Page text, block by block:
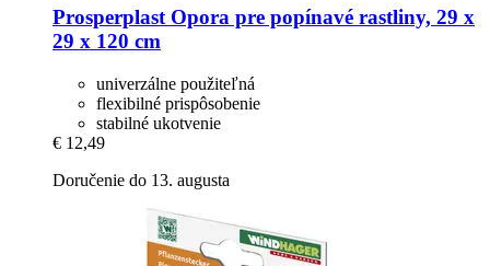
Prosperplast Opora pre popínavé rastliny, 29 x
29 x 120 cm
univerzálne použiteľná
flexibilné prispôsobenie
stabilné ukotvenie
€ 12,49
Doručenie do 13. augusta